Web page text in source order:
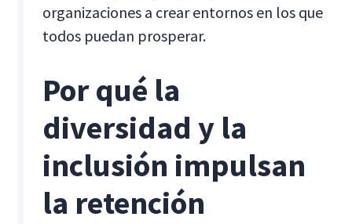
organizaciones a crear entornos en los que
todos puedan prosperar.
Por qué la
diversidad y la
inclusión impulsan
la retención